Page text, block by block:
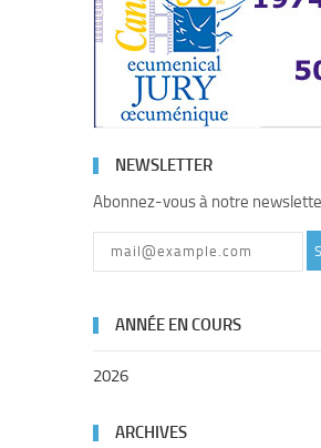
NEWSLETTER
Abonnez-vous à notre
ANNÉE EN COURS
2026
ARCHIVES